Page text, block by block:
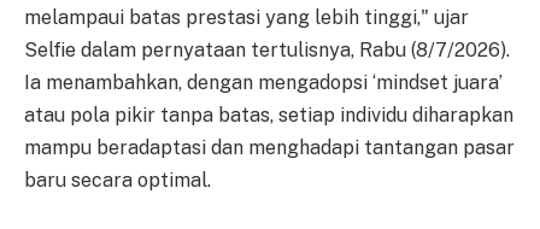
melampaui batas prestasi yang lebih tinggi," ujar
Selfie dalam pernyataan tertulisnya, Rabu (8/7/2026).
Ia menambahkan, dengan mengadopsi ‘mindset juara’
atau pola pikir tanpa batas, setiap individu diharapkan
mampu beradaptasi dan menghadapi tantangan pasar
baru secara optimal.